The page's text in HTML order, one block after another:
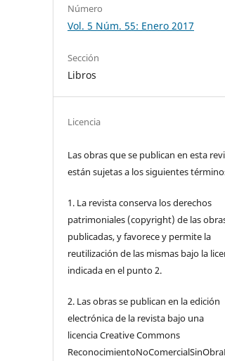
Número
Vol. 5 Núm. 55: Enero 2017
Sección
Libros
Licencia
Las obras que se publican en esta
están sujetas a los siguientes
1. La revista conserva los derechos
patrimoniales (copyright) de las
publicadas, y favorece y permite la
reutilización de las mismas bajo la
indicada en el punto 2.
2. Las obras se publican en la edición
electrónica de la revista bajo una
licencia Creative Commons